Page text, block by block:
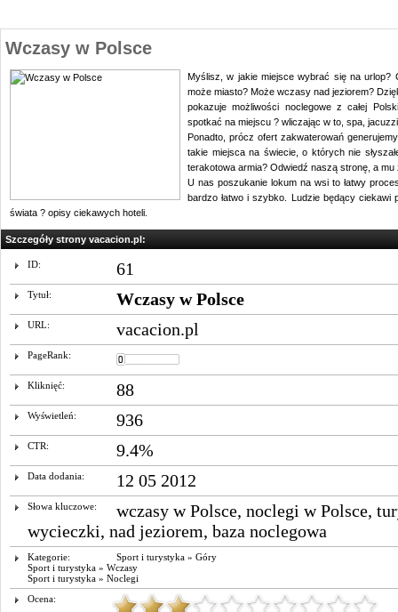
Wczasy w Polsce
Myślisz, w jakie miejsce wybrać się na urlop?
może miasto? Może wczasy nad jeziorem?
pokazuje możliwości noclegowe z całej
spotkać na miejscu ? wliczając w to, spa,
Ponadto, prócz ofert zakwaterowań
takie miejsca na świecie, o których nie
terakotowa armia? Odwiedź naszą stronę, a
U nas poszukanie lokum na wsi to łatwy
bardzo łatwo i szybko. Ludzie będący
świata ? opisy ciekawych hoteli.
Szczegóły strony vacacion.pl:
ID: 61
Tytuł: Wczasy w Polsce
URL: vacacion.pl
PageRank:
Kliknięć: 88
Wyświetleń: 936
CTR: 9.4%
Data dodania: 12 05 2012
Słowa kluczowe: wczasy w Polsce, noclegi w Polsce,
wycieczki, nad jeziorem, baza noclegowa
Kategorie: Sport i turystyka » Góry
Sport i turystyka » Wczasy
Sport i turystyka » Noclegi
Ocena: